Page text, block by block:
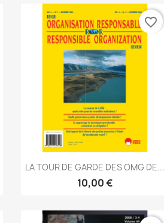
Aperçu rapide
LA TOUR DE GARDE DES OMG DE...
10,00 €
favorite_border